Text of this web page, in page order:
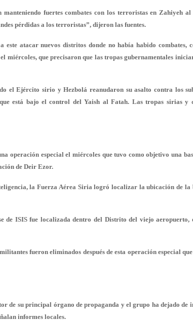
fuertes combates con los terroristas en Zahiyeh al
pérdidas a los terroristas”, dijeron las fuentes.
atacar nuevos distritos donde no había habido combates,
miércoles, que precisaron que las tropas gubernamentales
el Ejército sirio y Hezbolá reanudaron su asalto contra los
está bajo el control del Yaish al Fatah. Las tropas sirias y
operación especial el miércoles que tuvo como objetivo una
de Deir Ezor.
la Fuerza Aérea Siria logró localizar la ubicación de la
de ISIS fue localizada dentro del Distrito del viejo aeropuerto,
fueron eliminados después de esta operación especial
de su principal órgano de propaganda y el grupo ha dejado de
informes locales.